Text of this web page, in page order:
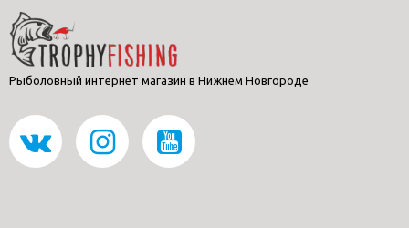
Рыболовный интернет магазин в Нижнем Новгороде